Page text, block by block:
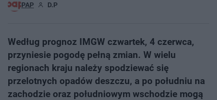
PAP D.P
Według prognoz IMGW czwartek, 4 czerwca,
przyniesie pogodę pełną zmian. W wielu
regionach kraju należy spodziewać się
przelotnych opadów deszczu, a po południu na
zachodzie oraz południowym wschodzie mogą